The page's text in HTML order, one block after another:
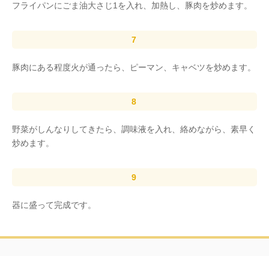
フライパンにごま油大さじ1を入れ、加熱し、豚肉を炒めます。
豚肉にある程度火が通ったら、ピーマン、キャベツを炒めます。
野菜がしんなりしてきたら、調味液を入れ、絡めながら、素早く
炒めます。
器に盛って完成です。